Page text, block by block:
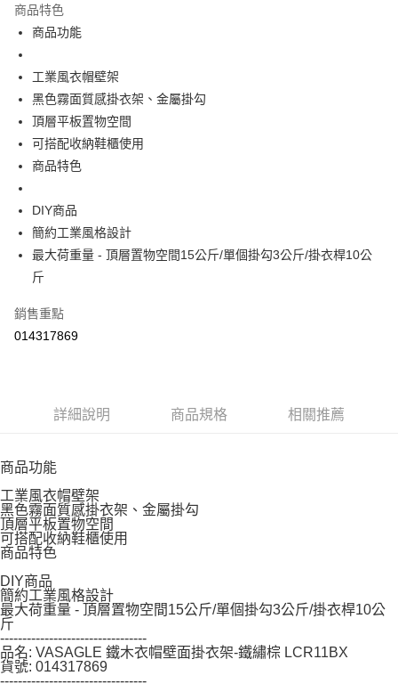
３．收到繳費通知簡訊後14天內，點擊此簡訊中的連結，可透過四大超商／
ATM／網路銀行／等多元方式進行付款，方視為交易完成。
購買商品的店家。未經商家同意取消之訂單仍視為有效，需透過AFTEE先享
後付繳納相關費用。
※ 交易是否成功請以「AFTEE先享後付 」之結帳頁面顯示為準，若有關於
是否繳費成功／繳費後需取消欲退款等相關疑問，請聯繫「AFTEE先享後付
客戶支援中心」https://netprotections.freshdesk.com/support/home
１．透過由恩沛科技股份有限公司提供之「AFTEE先享後付」服務完成之交
易，需依本服務之必要範圍內提供個人資料，並將交易相關給付款項請求債
權轉讓予恩沛科技股份有限公司。
２．關於個人資料處理事宜，請瀏覽以下網址：
https://aftee.tw/terms/#terms3
３．未成年的使用者請事先徵得法定代理人或監護人之同意方可使用
「AFTEE先享後付」，若未經同意申辦者引起之損失，本公司不負相關責
任。
時審查核予不同之上限額度；若仍有額度不足之情形，本公司將視審查結果
請求用戶進行身份認證。
商品特色
商品功能
工業風衣帽壁架
黑色霧面質感掛衣架、金屬掛勾
頂層平板置物空間
可搭配收納鞋櫃使用
商品特色
DIY商品
簡約工業風格設計
最大荷重量 - 頂層置物空間15公斤/單個掛勾3公斤/掛衣桿10公
斤
銷售重點
014317869
詳細說明 商品規格 相關推薦
商品功能
工業風衣帽壁架
黑色霧面質感掛衣架、金屬掛勾
頂層平板置物空間
可搭配收納鞋櫃使用
商品特色
DIY商品
簡約工業風格設計
最大荷重量 - 頂層置物空間15公斤/單個掛勾3公斤/掛衣桿10公
斤
---------------------------------
品名: VASAGLE 鐵木衣帽壁面掛衣架-鐵繡棕 LCR11BX
貨號: 014317869
---------------------------------